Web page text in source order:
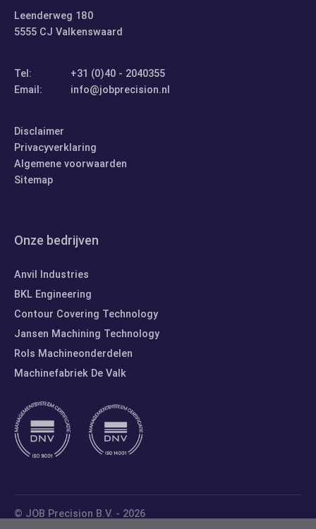
Leenderweg 180
5555 CJ Valkenswaard
Tel:
+31 (0)40 - 2040355
Email:
info@jobprecision.nl
Disclaimer
Privacyverklaring
Algemene voorwaarden
Sitemap
Onze bedrijven
Anvil Industries
BKL Engineering
Contour Covering Technology
Jansen Machining Technology
Rols Machineonderdelen
Machinefabriek De Valk
© JOB Precision B.V. - 2026